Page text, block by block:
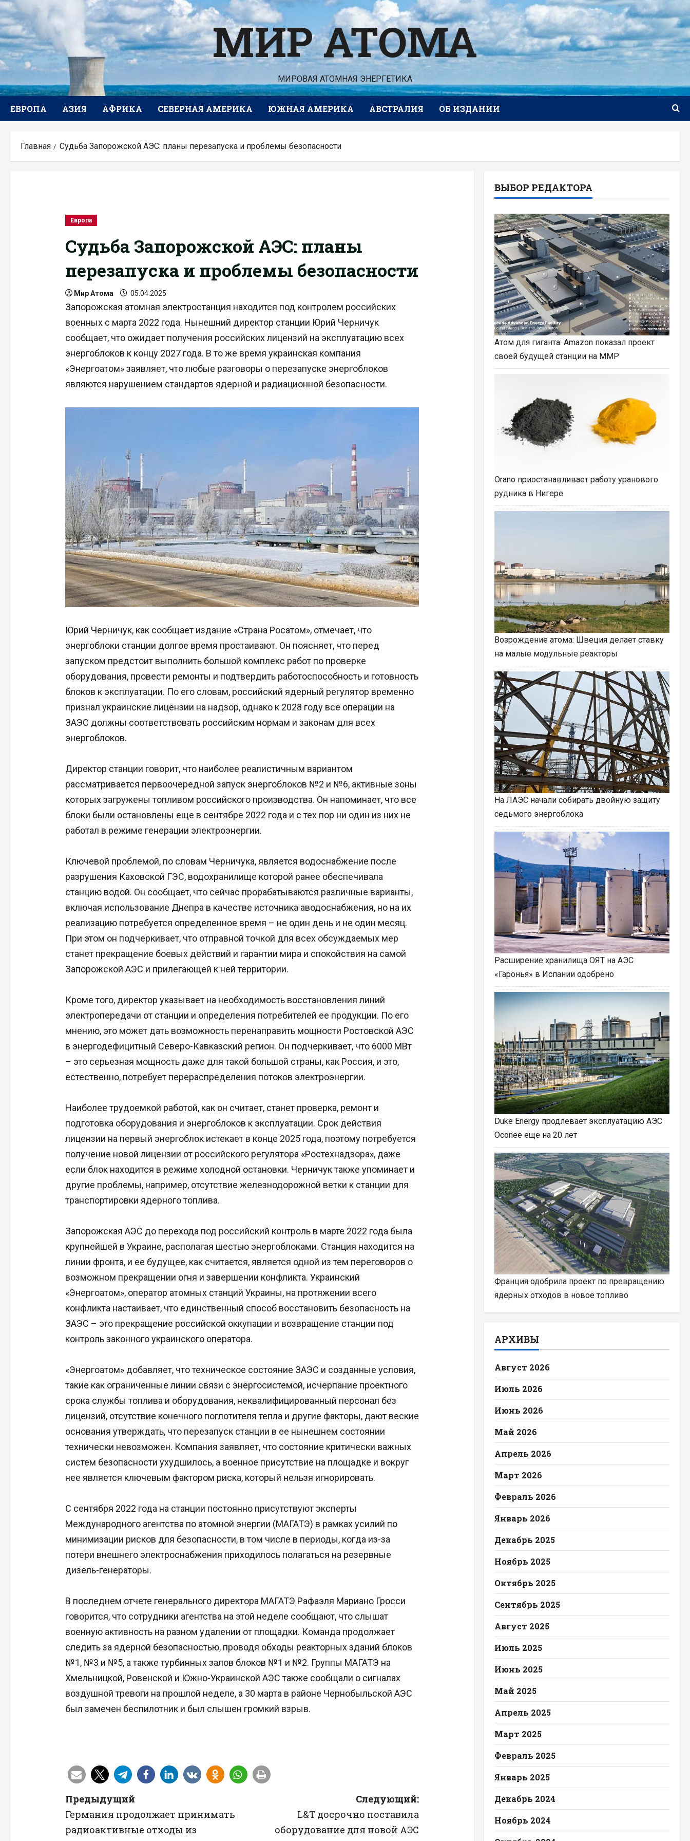
Перейти
к
содержимому
МИР АТОМА
МИРОВАЯ АТОМНАЯ ЭНЕРГЕТИКА
ЕВРОПА АЗИЯ АФРИКА СЕВЕРНАЯ АМЕРИКА ЮЖНАЯ АМЕРИКА АВСТРАЛИЯ ОБ ИЗДАНИИ
Главная Судьба Запорожской АЭС: планы перезапуска и проблемы безопасности
Европа
Судьба Запорожской АЭС: планы
перезапуска и проблемы безопасности
Мир Атома 05.04.2025
Запорожская атомная электростанция находится под контролем российских
военных с марта 2022 года. Нынешний директор станции Юрий Черничук
сообщает, что ожидает получения российских лицензий на эксплуатацию всех
энергоблоков к концу 2027 года. В то же время украинская компания
«Энергоатом» заявляет, что любые разговоры о перезапуске энергоблоков
являются нарушением стандартов ядерной и радиационной безопасности.
Юрий Черничук, как сообщает издание «Страна Росатом», отмечает, что
энергоблоки станции долгое время простаивают. Он поясняет, что перед
запуском предстоит выполнить большой комплекс работ по проверке
оборудования, провести ремонты и подтвердить работоспособность и готовность
блоков к эксплуатации. По его словам, российский ядерный регулятор временно
признал украинские лицензии на надзор, однако к 2028 году все операции на
ЗАЭС должны соответствовать российским нормам и законам для всех
энергоблоков.
Директор станции говорит, что наиболее реалистичным вариантом
рассматривается первоочередной запуск энергоблоков №2 и №6, активные зоны
которых загружены топливом российского производства. Он напоминает, что все
блоки были остановлены еще в сентябре 2022 года и с тех пор ни один из них не
работал в режиме генерации электроэнергии.
Ключевой проблемой, по словам Черничука, является водоснабжение после
разрушения Каховской ГЭС, водохранилище которой ранее обеспечивала
станцию водой. Он сообщает, что сейчас прорабатываются различные варианты,
включая использование Днепра в качестве источника аводоснабжения, но на их
реализацию потребуется определенное время – не один день и не один месяц.
При этом он подчеркивает, что отправной точкой для всех обсуждаемых мер
станет прекращение боевых действий и гарантии мира и спокойствия на самой
Запорожской АЭС и прилегающей к ней территории.
Кроме того, директор указывает на необходимость восстановления линий
электропередачи от станции и определения потребителей ее продукции. По его
мнению, это может дать возможность перенаправить мощности Ростовской АЭС
в энергодефицитный Северо-Кавказский регион. Он подчеркивает, что 6000 МВт
– это серьезная мощность даже для такой большой страны, как Россия, и это,
естественно, потребует перераспределения потоков электроэнергии.
Наиболее трудоемкой работой, как он считает, станет проверка, ремонт и
подготовка оборудования и энергоблоков к эксплуатации. Срок действия
лицензии на первый энергоблок истекает в конце 2025 года, поэтому потребуется
получение новой лицензии от российского регулятора «Ростехнадзора», даже
если блок находится в режиме холодной остановки. Черничук также упоминает и
другие проблемы, например, отсутствие железнодорожной ветки к станции для
транспортировки ядерного топлива.
Запорожская АЭС до перехода под российский контроль в марте 2022 года была
крупнейшей в Украине, располагая шестью энергоблоками. Станция находится на
линии фронта, и ее будущее, как считается, является одной из тем переговоров о
возможном прекращении огня и завершении конфликта. Украинский
«Энергоатом», оператор атомных станций Украины, на протяжении всего
конфликта настаивает, что единственный способ восстановить безопасность на
ЗАЭС – это прекращение российской оккупации и возвращение станции под
контроль законного украинского оператора.
«Энергоатом» добавляет, что техническое состояние ЗАЭС и созданные условия,
такие как ограниченные линии связи с энергосистемой, исчерпание проектного
срока службы топлива и оборудования, неквалифицированный персонал без
лицензий, отсутствие конечного поглотителя тепла и другие факторы, дают веские
основания утверждать, что перезапуск станции в ее нынешнем состоянии
технически невозможен. Компания заявляет, что состояние критически важных
систем безопасности ухудшилось, а военное присутствие на площадке и вокруг
нее является ключевым фактором риска, который нельзя игнорировать.
С сентября 2022 года на станции постоянно присутствуют эксперты
Международного агентства по атомной энергии (МАГАТЭ) в рамках усилий по
минимизации рисков для безопасности, в том числе в периоды, когда из-за
потери внешнего электроснабжения приходилось полагаться на резервные
дизель-генераторы.
В последнем отчете генерального директора МАГАТЭ Рафаэля Мариано Гросси
говорится, что сотрудники агентства на этой неделе сообщают, что слышат
военную активность на разном удалении от площадки. Команда продолжает
следить за ядерной безопасностью, проводя обходы реакторных зданий блоков
№1, №3 и №5, а также турбинных залов блоков №1 и №2. Группы МАГАТЭ на
Хмельницкой, Ровенской и Южно-Украинской АЭС также сообщали о сигналах
воздушной тревоги на прошлой неделе, а 30 марта в районе Чернобыльской АЭС
был замечен беспилотник и был слышен громкий взрыв.
Н
а
Предыдущий
Германия продолжает принимать
радиоактивные отходы из
Следующий:
L&T досрочно поставила
оборудование для новой АЭС
ВЫБОР РЕДАКТОРА
Атом для гиганта: Amazon показал проект
своей будущей станции на ММР
Orano приостанавливает работу уранового
рудника в Нигере
Возрождение атома: Швеция делает ставку
на малые модульные реакторы
На ЛАЭС начали собирать двойную защиту
седьмого энергоблока
Расширение хранилища ОЯТ на АЭС
«Гаронья» в Испании одобрено
Duke Energy продлевает эксплуатацию АЭС
Oconee еще на 20 лет
Франция одобрила проект по превращению
ядерных отходов в новое топливо
АРХИВЫ
Август 2026
Июль 2026
Июнь 2026
Май 2026
Апрель 2026
Март 2026
Февраль 2026
Январь 2026
Декабрь 2025
Ноябрь 2025
Октябрь 2025
Сентябрь 2025
Август 2025
Июль 2025
Июнь 2025
Май 2025
Апрель 2025
Март 2025
Февраль 2025
Январь 2025
Декабрь 2024
Ноябрь 2024